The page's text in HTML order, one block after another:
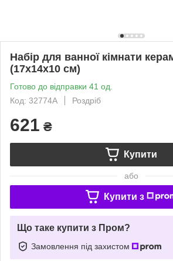
Набір для ванної кімнати
(17х14х10 см)
Готово до відправки 41 од.
Код: 32774A
Роздріб
621 ₴
Купити
або
Купити з
Що таке купити з Пром?
Замовлення під захистом